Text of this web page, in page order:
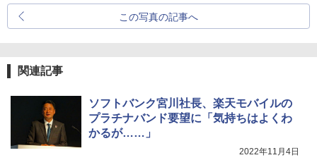
この写真の記事へ
関連記事
ソフトバンク宮川社長、楽天モバイルの
プラチナバンド要望に「気持ちはよくわ
かるが……」
2022年11月4日